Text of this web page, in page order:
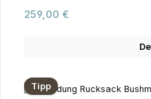
Regulärer Preis:
259,00 €
Tipp